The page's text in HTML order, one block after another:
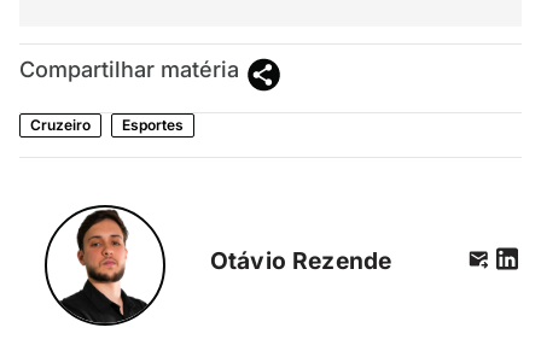
Compartilhar matéria
Cruzeiro Esportes
Otávio Rezende